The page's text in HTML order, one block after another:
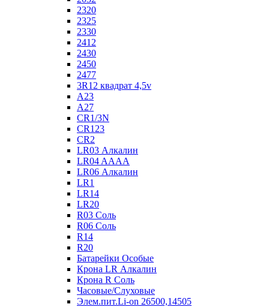
2320
2325
2330
2412
2430
2450
2477
3R12 квадрат 4,5v
A23
A27
CR1/3N
CR123
CR2
LR03 Алкалин
LR04 AAAA
LR06 Алкалин
LR1
LR14
LR20
R03 Соль
R06 Соль
R14
R20
Батарейки Особые
Крона LR Алкалин
Крона R Соль
Часовые/Слуховые
Элем.пит.Li-on 26500,14505